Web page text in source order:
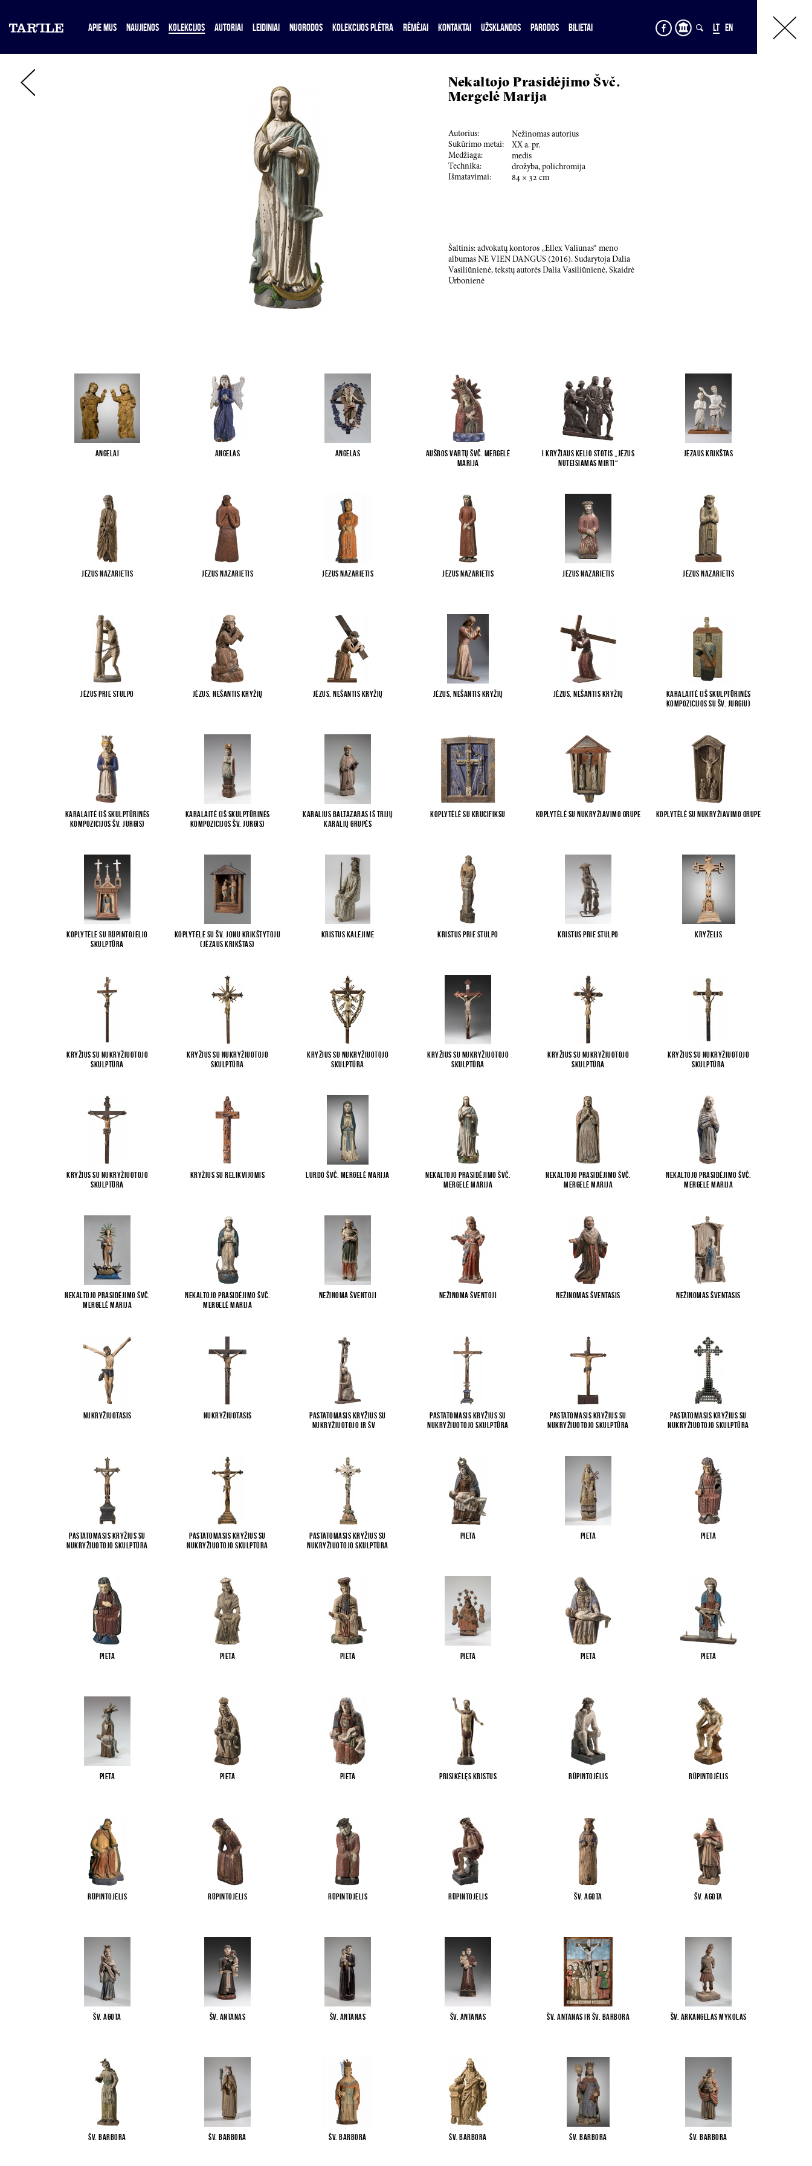
APIE MUS NAUJIENOS KOLEKCIJOS AUTORIAI LEIDINIAI NUORODOS KOLEKCIJOS PLĖTRA RĖMĖJAI KONTAKTAI UŽSKLANDOS PARODOS BILIETAI LT EN
Nekaltojo Prasidėjimo Švč.
Mergelė Marija
Autorius:
Nežinomas autorius
Sukūrimo metai:
XX a. pr.
Medžiaga:
medis
Technika:
drožyba, polichromija
Išmatavimai:
84 × 32 cm
Šaltinis: advokatų kontoros „Ellex Valiunas“ meno
albumas NE VIEN DANGUS (2016). Sudarytoja Dalia
Vasiliūnienė, tekstų autorės Dalia Vasiliūnienė, Skaidrė
Urbonienė
Angelai Angelas Angelas
Aušros Vartų Švč. Mergelė
Marija
I Kryžiaus kelio stotis „Jėzus
nuteisiamas mirti“
Jėzaus krikštas
Jėzus Nazarietis Jėzus Nazarietis Jėzus Nazarietis Jėzus Nazarietis Jėzus Nazarietis Jėzus Nazarietis
Jėzus prie stulpo Jėzus, nešantis kryžių Jėzus, nešantis kryžių Jėzus, nešantis kryžių Jėzus, nešantis kryžių
Karalaitė (iš skulptūrinės
kompozicijos su Šv. Jurgiu)
Karalaitė (iš skulptūrinės
kompozicijos Šv. Jurgis)
Karalaitė (iš skulptūrinės
kompozicijos Šv. Jurgis)
Karalius Baltazaras iš Trijų
karalių grupės
Koplytėlė su krucifiksu Koplytėlė su Nukryžiavimo grupe Koplytėlė su Nukryžiavimo grupe
Koplytėlė su Rūpintojėlio
skulptūra
Koplytėlė su Šv. Jonu Krikštytoju
(Jėzaus krikštas)
Kristus kalėjime Kristus prie stulpo Kristus prie stulpo Kryželis
Kryžius su Nukryžiuotojo
skulptūra
Kryžius su Nukryžiuotojo
skulptūra
Kryžius su Nukryžiuotojo
skulptūra
Kryžius su Nukryžiuotojo
skulptūra
Kryžius su Nukryžiuotojo
skulptūra
Kryžius su Nukryžiuotojo
skulptūra
Kryžius su Nukryžiuotojo
skulptūra
Kryžius su relikvijomis Lurdo Švč. Mergelė Marija
Nekaltojo Prasidėjimo Švč.
Mergelė Marija
Nekaltojo Prasidėjimo Švč.
Mergelė Marija
Nekaltojo Prasidėjimo Švč.
Mergelė Marija
Nekaltojo Prasidėjimo Švč.
Mergelė Marija
Nekaltojo Prasidėjimo Švč.
Mergelė Marija
Nežinoma šventoji Nežinoma šventoji Nežinomas šventasis Nežinomas šventasis
Nukryžiuotasis Nukryžiuotasis
Pastatomasis kryžius su
Nukryžiuotojo ir šv
Pastatomasis kryžius su
Nukryžiuotojo skulptūra
Pastatomasis kryžius su
Nukryžiuotojo skulptūra
Pastatomasis kryžius su
Nukryžiuotojo skulptūra
Pastatomasis kryžius su
Nukryžiuotojo skulptūra
Pastatomasis kryžius su
Nukryžiuotojo skulptūra
Pastatomasis kryžius su
Nukryžiuotojo skulptūra
Pieta Pieta Pieta
Pieta Pieta Pieta Pieta Pieta Pieta
Pieta Pieta Pieta Prisikėlęs Kristus Rūpintojėlis Rūpintojėlis
Rūpintojėlis Rūpintojėlis Rūpintojėlis Rūpintojėlis Šv. Agota Šv. Agota
Šv. Agota Šv. Antanas Šv. Antanas Šv. Antanas Šv. Antanas ir Šv. Barbora Šv. arkangelas Mykolas
Šv. Barbora Šv. Barbora Šv. Barbora Šv. Barbora Šv. Barbora Šv. Barbora